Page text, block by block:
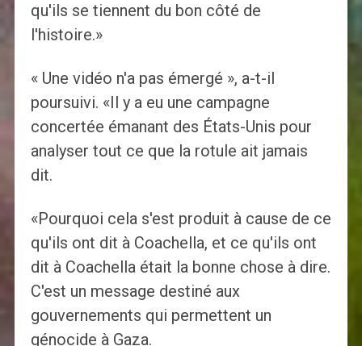
qu'ils se tiennent du bon côté de
l'histoire.»
« Une vidéo n'a pas émergé », a-t-il
poursuivi. «Il y a eu une campagne
concertée émanant des États-Unis pour
analyser tout ce que la rotule ait jamais
dit.
«Pourquoi cela s'est produit à cause de ce
qu'ils ont dit à Coachella, et ce qu'ils ont
dit à Coachella était la bonne chose à dire.
C'est un message destiné aux
gouvernements qui permettent un
génocide à Gaza.